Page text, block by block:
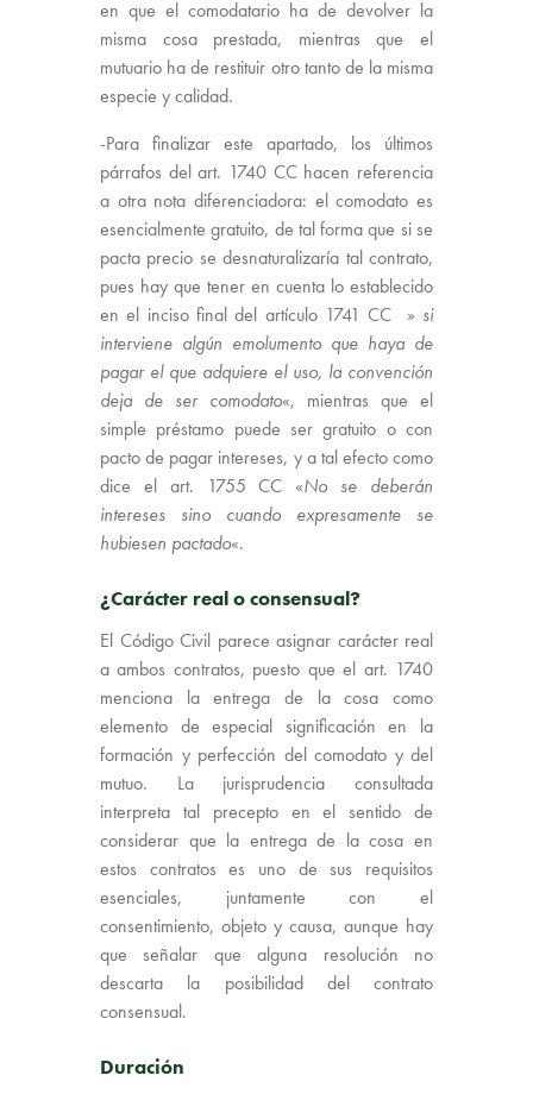
en que el comodatario ha de devolver la
misma cosa prestada, mientras que el
mutuario ha de restituir otro tanto de la misma
especie y calidad.
-Para finalizar este apartado, los últimos
párrafos del art. 1740 CC hacen referencia
a otra nota diferenciadora: el comodato es
esencialmente gratuito, de tal forma que si se
pacta precio se desnaturalizaría tal contrato,
pues hay que tener en cuenta lo establecido
en el inciso final del artículo 1741 CC » si
interviene algún emolumento que haya de
pagar el que adquiere el uso, la convención
deja de ser comodato«, mientras que el
simple préstamo puede ser gratuito o con
pacto de pagar intereses, y a tal efecto como
dice el art. 1755 CC «No se deberán
intereses sino cuando expresamente se
hubiesen pactado«.
¿Carácter real o consensual?
El Código Civil parece asignar carácter real
a ambos contratos, puesto que el art. 1740
menciona la entrega de la cosa como
elemento de especial significación en la
formación y perfección del comodato y del
mutuo. La jurisprudencia consultada
interpreta tal precepto en el sentido de
considerar que la entrega de la cosa en
estos contratos es uno de sus requisitos
esenciales, juntamente con el
consentimiento, objeto y causa, aunque hay
que señalar que alguna resolución no
descarta la posibilidad del contrato
consensual.
Duración